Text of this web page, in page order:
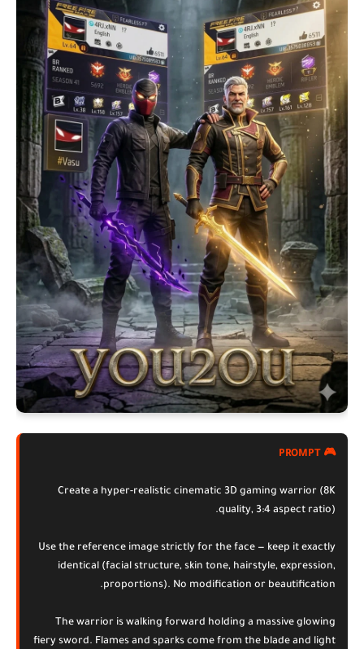
🎮 PROMPT
Create a hyper-realistic cinematic 3D gaming warrior (8K
quality, 3:4 aspect ratio).
Use the reference image strictly for the face — keep it exactly
identical (facial structure, skin tone, hairstyle, expression,
proportions). No modification or beautification.
The warrior is walking forward holding a massive glowing
fiery sword. Flames and sparks come from the blade and light